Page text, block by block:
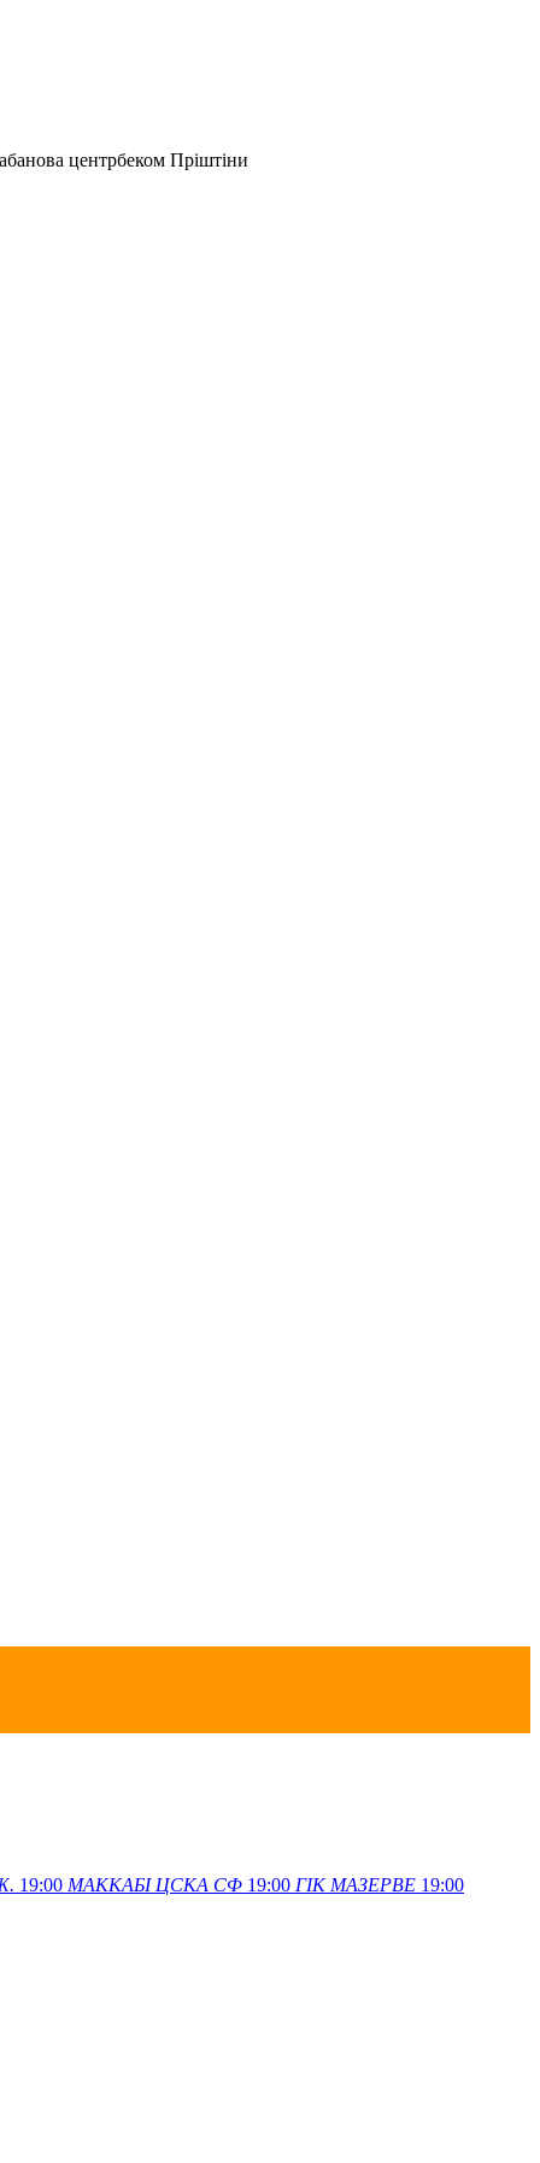
центрбеком Пріштіни
19:00 МАККАБІ ЦСКА СФ 19:00 ГІК МАЗЕРВЕ 19:00